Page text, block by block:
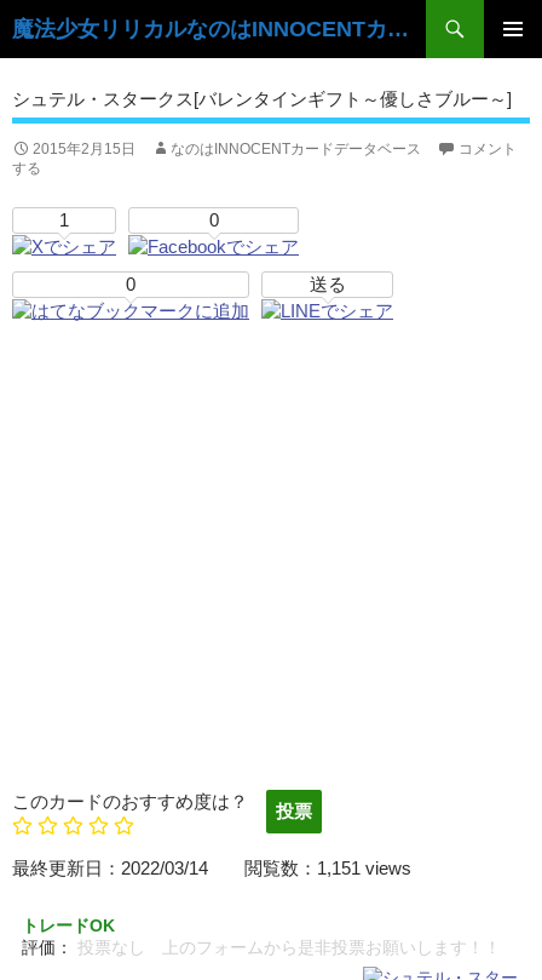
魔法少女リリカルなのはINNOCENTカードデータベース
検
索
メ
イ
ン
テ
ン
ツ
へ
ッ
プ
シュテル・スタークス[バレンタインギフト～優しさブルー～]
2015年2月15日 なのはINNOCENTカードデータベース
コメント
する
1 0
0 送る
このカードのおすすめ度は？
最終更新日：2022/03/14 閲覧数：1,151 views
トレードOK
評価：
投票なし 上のフォームから是非投票お願いします！！